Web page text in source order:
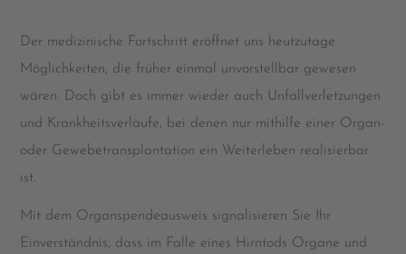
Der medizinische Fortschritt eröffnet uns heutzutage
Möglichkeiten, die früher einmal unvorstellbar gewesen
wären. Doch gibt es immer wieder auch Unfallverletzungen
und Krankheitsverläufe, bei denen nur mithilfe einer Organ-
oder Gewebetransplantation ein Weiterleben realisierbar
ist.
Mit dem Organspendeausweis signalisieren Sie Ihr
Einverständnis, dass im Falle eines Hirntods Organe und